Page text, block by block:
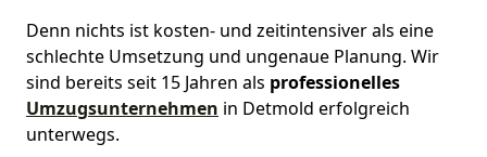
Denn nichts ist kosten- und zeitintensiver als eine
schlechte Umsetzung und ungenaue Planung. Wir
sind bereits seit 15 Jahren als professionelles
Umzugsunternehmen in Detmold erfolgreich
unterwegs.